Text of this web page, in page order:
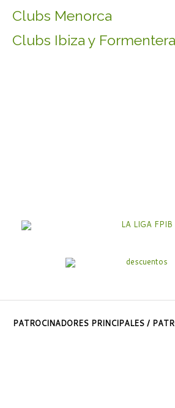
Clubs Menorca
Clubs Ibiza y Formentera
PATROCINADORES PRINCIPALES /